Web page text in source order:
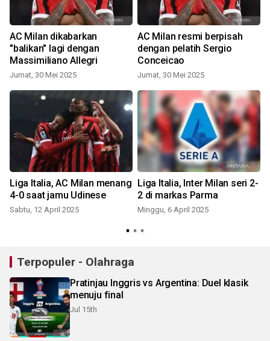
AC Milan dikabarkan
"balikan" lagi dengan
Massimiliano Allegri
Jumat, 30 Mei 2025
AC Milan resmi berpisah
dengan pelatih Sergio
Conceicao
Jumat, 30 Mei 2025
Liga Italia, AC Milan menang
4-0 saat jamu Udinese
Sabtu, 12 April 2025
Liga Italia, Inter Milan seri 2-
2 di markas Parma
Minggu, 6 April 2025
Terpopuler - Olahraga
Pratinjau Inggris vs Argentina: Duel klasik
menuju final
Jul 15th